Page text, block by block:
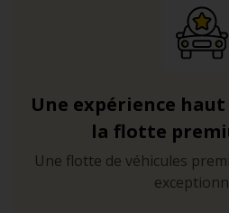
Une expérience
la flotte
Une flotte de véhicules